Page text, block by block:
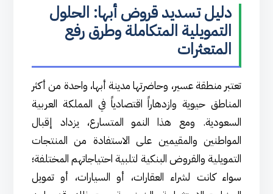
دليل تسديد قروض أبها: الحلول
التمويلية المتكاملة وطرق رفع
المتعثرات
تعتبر منطقة عسير، وحاضرتها مدينة أبها، واحدة من أكثر
المناطق حيوية وازدهاراً اقتصادياً في المملكة العربية
السعودية. ومع هذا النمو المتسارع، يزداد إقبال
المواطنين والمقيمين على الاستفادة من المنتجات
التمويلية والقروض البنكية لتلبية احتياجاتهم المختلفة؛
سواء كانت لشراء العقارات، أو السيارات، أو تمويل